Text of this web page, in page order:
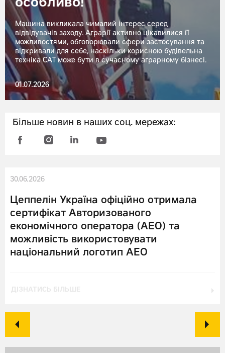
особливо!
Машина викликала чималий інтерес серед
відвідувачів заходу. Аграрії активно цікавилися її
можливостями, обговорювали сфери застосування та
відкривали для себе, наскільки корисною будівельна
техніка CAT може бути в сучасному аграрному бізнесі.
01.07.2026
Більше новин в наших соц. мережах:
30.06.2026
Цеппелін Україна офіційно отримала
сертифікат Авторизованого
економічного оператора (АЕО) та
можливість використовувати
національний логотип АЕО
ДІЗНАТИСЬ БІЛЬШЕ